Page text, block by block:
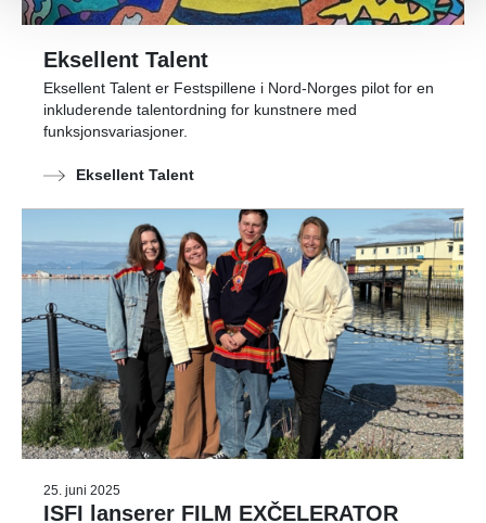
Eksellent Talent
Eksellent Talent er Festspillene i Nord-Norges pilot for en
inkluderende talentordning for kunstnere med
funksjonsvariasjoner.
Eksellent Talent
25. juni 2025
ISFI lanserer FILM EXČELERATOR